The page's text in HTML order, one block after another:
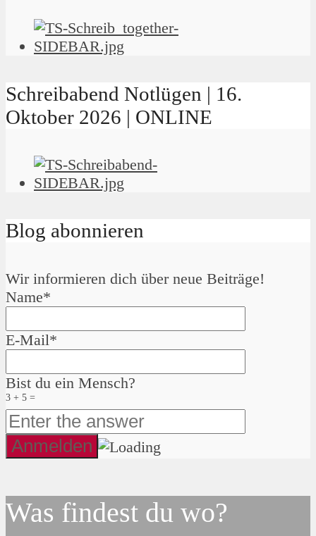
Schreibabend Notlügen | 16.
Oktober 2026 | ONLINE
Blog abonnieren
Wir informieren dich über neue Beiträge!
Name*
E-Mail*
Bist du ein Mensch?
3 + 5 =
Was findest du wo?